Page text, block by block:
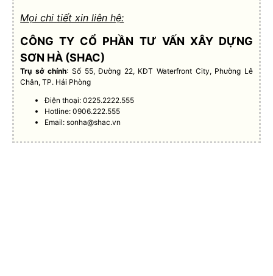
Mọi chi tiết xin liên hệ:
CÔNG TY CỔ PHẦN TƯ VẤN XÂY DỰNG
SƠN HÀ (SHAC)
Trụ sở chính: Số 55, Đường 22, KĐT Waterfront City, Phường Lê
Chân, TP. Hải Phòng
Điện thoại: 0225.2222.555
Hotline: 0906.222.555
Email:sonha@shac.vn